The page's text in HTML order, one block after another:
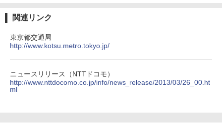
関連リンク
東京都交通局
http://www.kotsu.metro.tokyo.jp/
ニュースリリース（NTTドコモ）
http://www.nttdocomo.co.jp/info/news_release/2013/03/26_00.ht
ml